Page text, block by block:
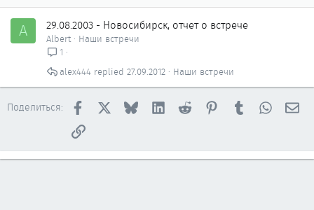
A 29.08.2003 - Новосибирск, отчет о встрече
Albert
Наши встречи
1
Наши встречи
27.09.2012
alex444
Поделиться: Facebook BlueskyLinkedInReddit PinterestTumblr
Ссылка